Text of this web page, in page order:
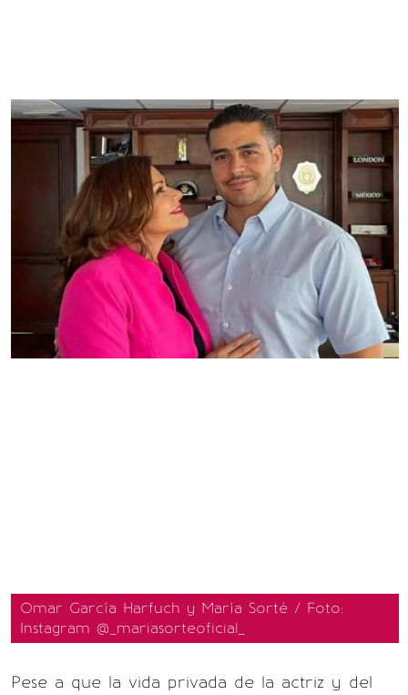
Omar García Harfuch y María Sorté / Foto:
Instagram @_mariasorteoficial_
Pese a que la vida privada de la actriz y del